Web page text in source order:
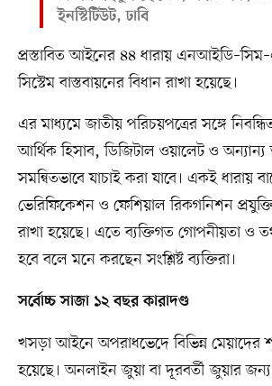
ইনস্টিটিউট, ঢাবি
প্রস্তাবিত আইনের ৪৪ ধারায়
সিস্টেম বাস্তবায়নের বিধান রাখা হয়েছে।
এর মাধ্যমে জাতীয় পরিচয়পত্রের সঙ্গে
আর্থিক হিসাব, ডিজিটাল ওয়ালেট ও
সমন্বিতভাবে যাচাই করা যাবে। একই ধারায়
ভেরিফিকেশন ও ফেশিয়াল রিকগনিশন
রাখা হয়েছে। এতে ব্যক্তিগত গোপনীয়তা ও
হবে বলে মনে করছেন সংশ্লিষ্ট ব্যক্তিরা।
সর্বোচ্চ সাজা ১২ বছর কারাদণ্ড
খসড়া আইনে অপরাধভেদে বিভিন্ন মেয়াদের
হয়েছে। অনলাইন জুয়া বা দূরবর্তী জুয়ার